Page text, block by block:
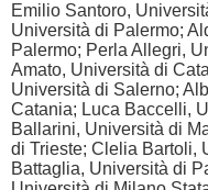
Emilio Santoro,
Università di Palermo;
Palermo; Perla Allegri,
Amato, Università di
Università di Salerno;
Catania; Luca Baccelli,
Ballarini, Università di
di Trieste; Clelia Bartoli,
Battaglia, Università di